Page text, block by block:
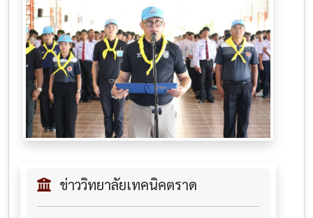
ข่าววิทยาลัยเทคนิคตราด